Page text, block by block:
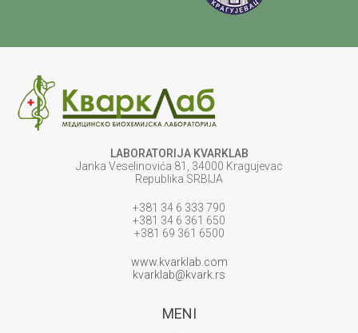
LABORATORIJA KVARKLAB
Janka Veselinovića 81, 34000 Kragujevac
Republika SRBIJA
+381 34 6 333 790
+381 34 6 361 650
+381 69 361 6500
www.kvarklab.com
kvarklab@kvark.rs
MENI